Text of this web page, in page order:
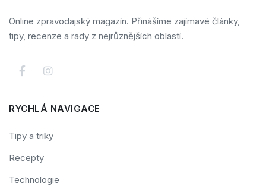
Online zpravodajský magazín. Přinášíme zajímavé články,
tipy, recenze a rady z nejrůznějších oblastí.
RYCHLÁ NAVIGACE
Tipy a triky
Recepty
Technologie